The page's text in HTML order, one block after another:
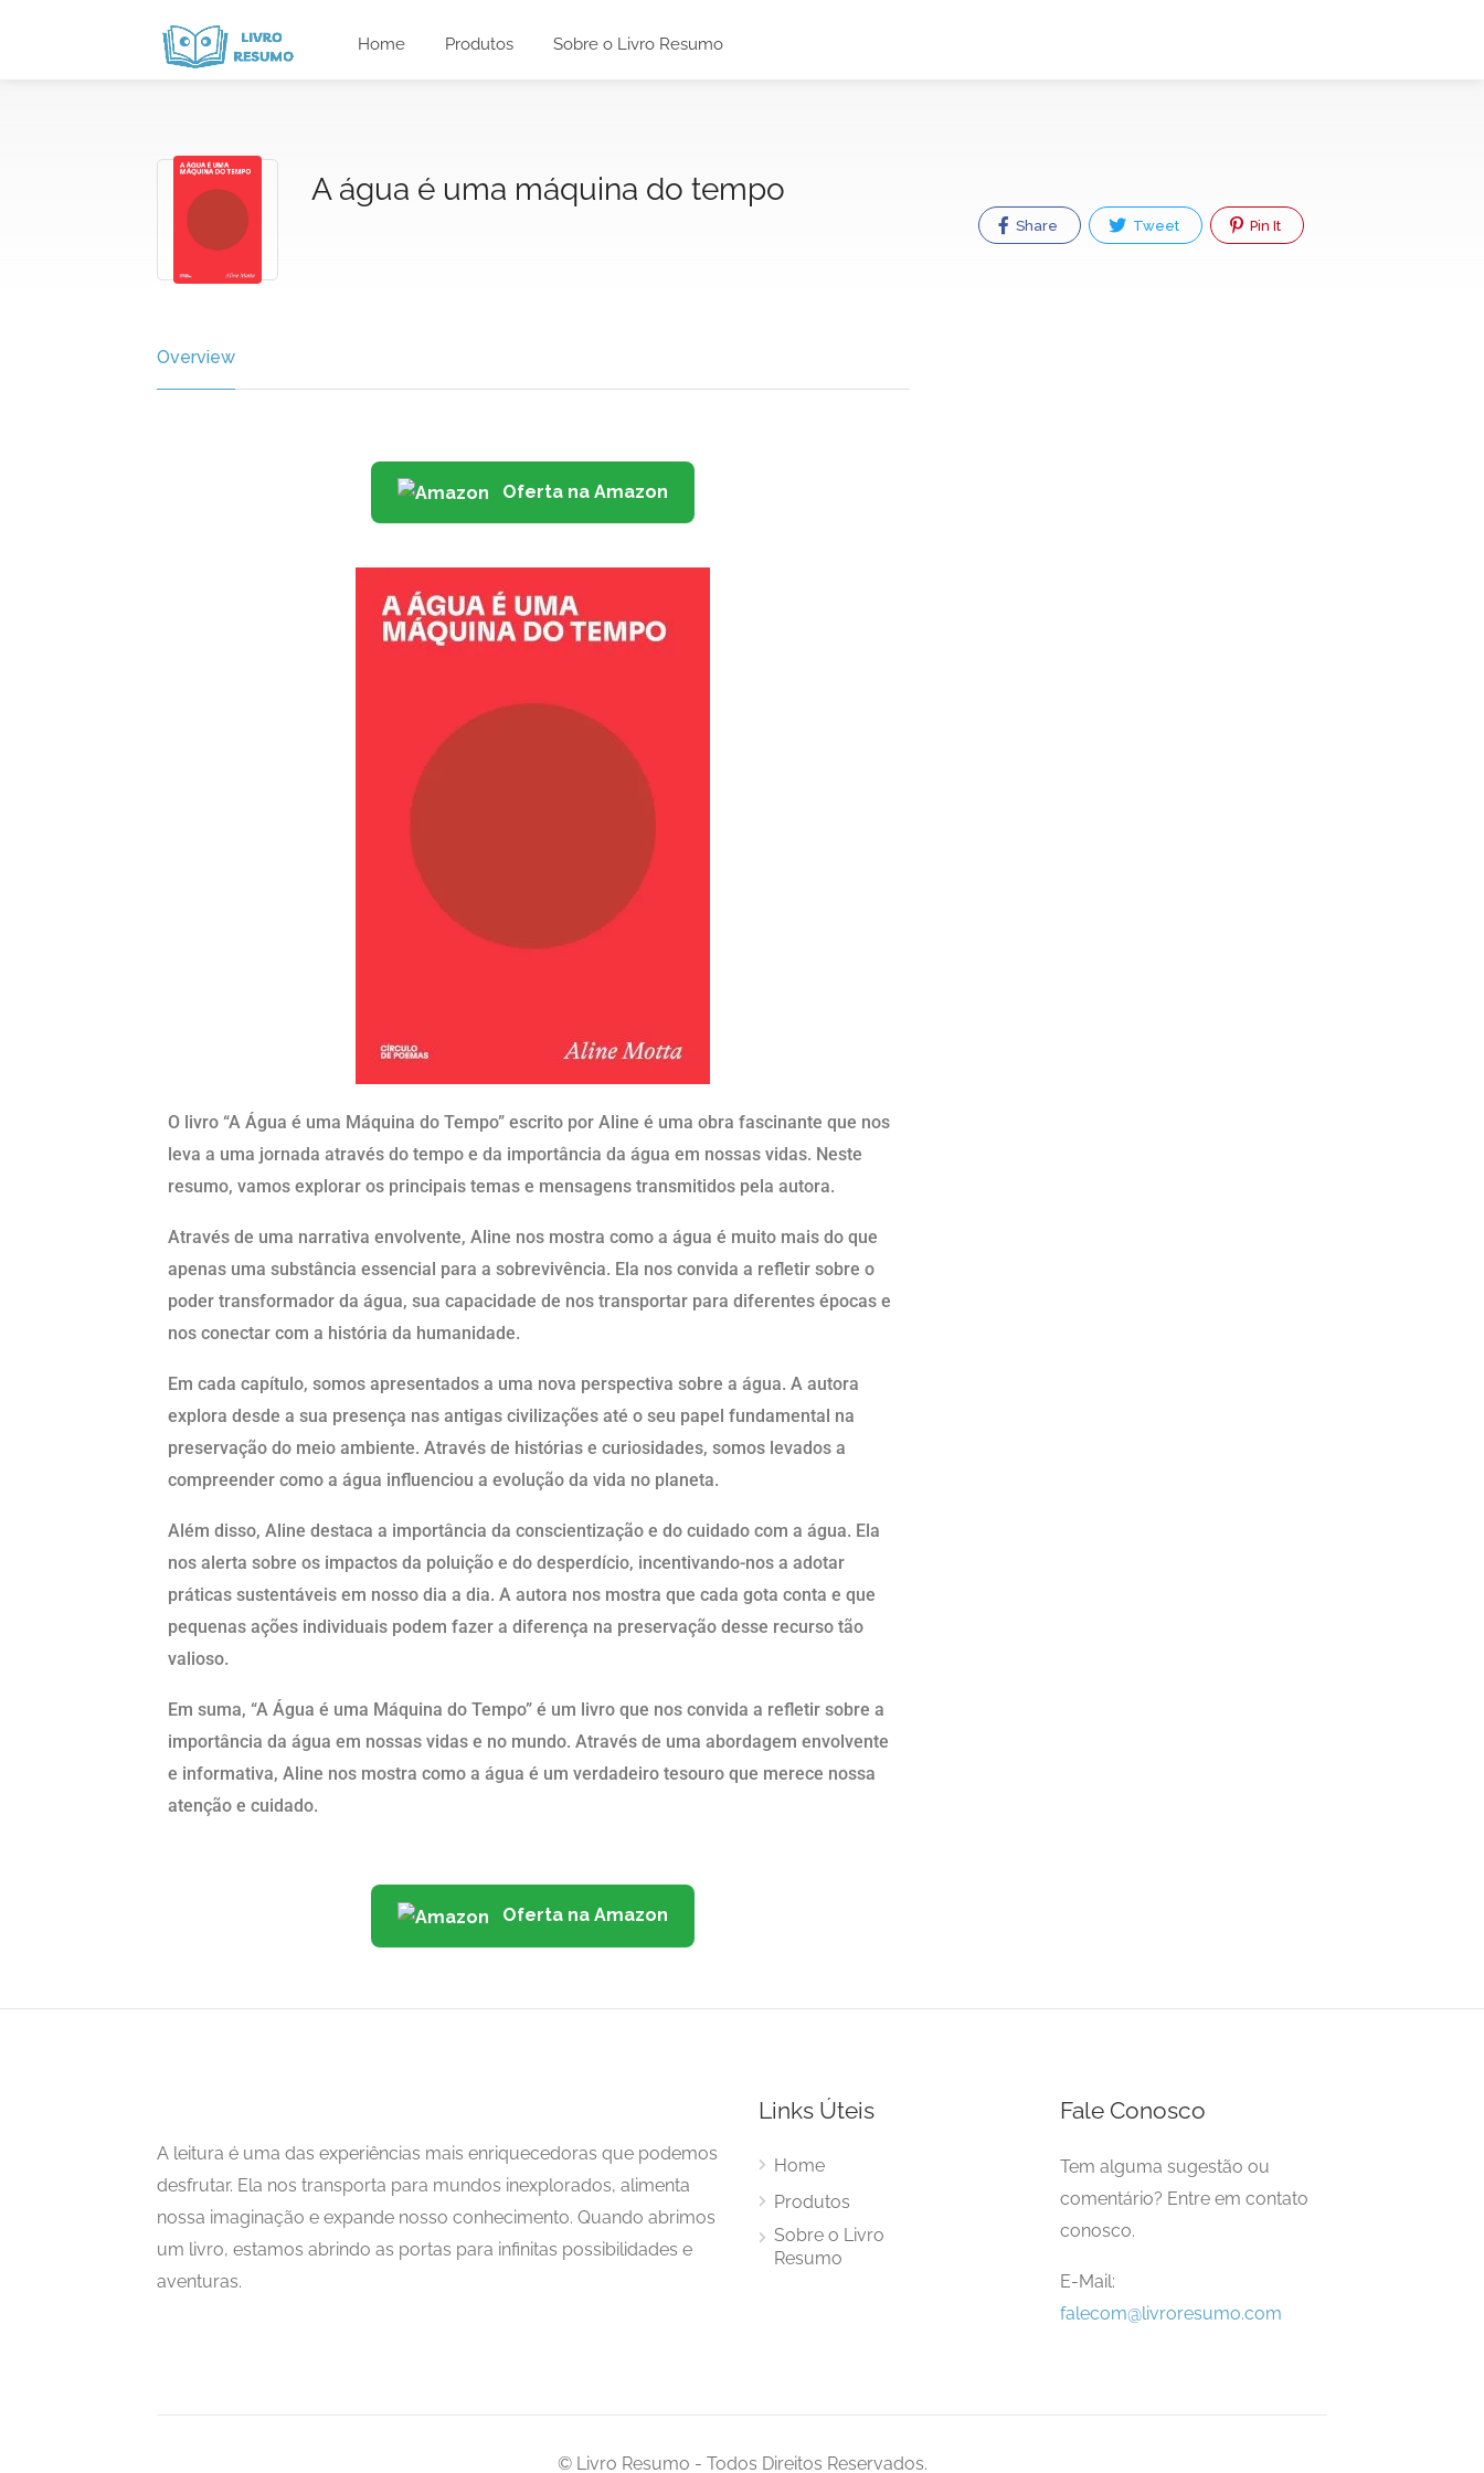
Home Produtos Sobre o Livro Resumo
A água é uma máquina do tempo
Overview
Oferta na Amazon
O livro “A Água é uma Máquina do Tempo” escrito por Aline é uma obra fascinante que nos
leva a uma jornada através do tempo e da importância da água em nossas vidas. Neste
resumo, vamos explorar os principais temas e mensagens transmitidos pela autora.
Através de uma narrativa envolvente, Aline nos mostra como a água é muito mais do que
apenas uma substância essencial para a sobrevivência. Ela nos convida a refletir sobre o
poder transformador da água, sua capacidade de nos transportar para diferentes épocas e
nos conectar com a história da humanidade.
Em cada capítulo, somos apresentados a uma nova perspectiva sobre a água. A autora
explora desde a sua presença nas antigas civilizações até o seu papel fundamental na
preservação do meio ambiente. Através de histórias e curiosidades, somos levados a
compreender como a água influenciou a evolução da vida no planeta.
Além disso, Aline destaca a importância da conscientização e do cuidado com a água. Ela
nos alerta sobre os impactos da poluição e do desperdício, incentivando-nos a adotar
práticas sustentáveis em nosso dia a dia. A autora nos mostra que cada gota conta e que
pequenas ações individuais podem fazer a diferença na preservação desse recurso tão
valioso.
Em suma, “A Água é uma Máquina do Tempo” é um livro que nos convida a refletir sobre a
importância da água em nossas vidas e no mundo. Através de uma abordagem envolvente
e informativa, Aline nos mostra como a água é um verdadeiro tesouro que merece nossa
atenção e cuidado.
Oferta na Amazon
Share Tweet Pin It
A leitura é uma das experiências mais enriquecedoras que podemos
desfrutar. Ela nos transporta para mundos inexplorados, alimenta
nossa imaginação e expande nosso conhecimento. Quando abrimos
um livro, estamos abrindo as portas para infinitas possibilidades e
aventuras.
Links Úteis
Home
Produtos
Sobre o Livro
Resumo
Fale Conosco
Tem alguma sugestão ou
comentário? Entre em contato
conosco.
E-Mail:
falecom@livroresumo.com
© Livro Resumo - Todos Direitos Reservados.